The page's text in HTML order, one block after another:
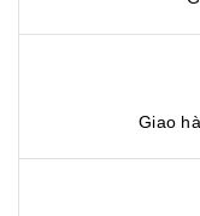
Giao